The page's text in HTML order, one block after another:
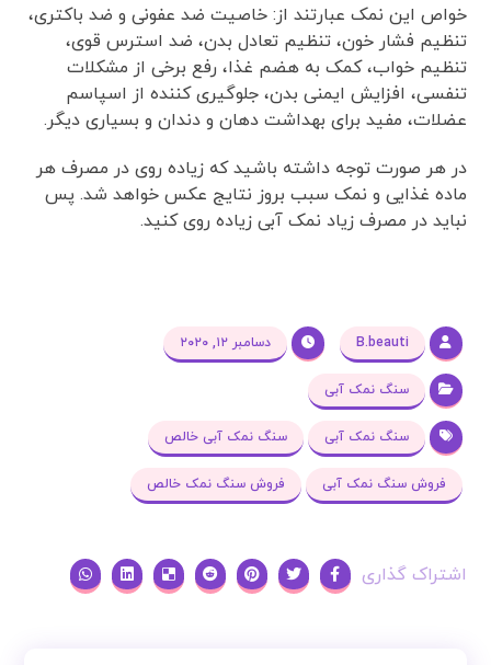
خواص این نمک عبارتند از: خاصیت ضد عفونی و ضد باکتری،
تنظیم فشار خون، تنظیم تعادل بدن، ضد استرس قوی،
تنظیم خواب، کمک به هضم غذا، رفع برخی از مشکلات
تنفسی، افزایش ایمنی بدن، جلوگیری کننده از اسپاسم
عضلات، مفید برای بهداشت دهان و دندان و بسیاری دیگر.
در هر صورت توجه داشته باشید که زیاده روی در مصرف هر
ماده غذایی و نمک سبب بروز نتایج عکس خواهد شد. پس
نباید در مصرف زیاد نمک آبی زیاده روی کنید.
B.beauti دسامبر ۱۲, ۲۰۲۰
سنگ نمک آبی
سنگ نمک آبی سنگ نمک آبی خالص
فروش سنگ نمک آبی فروش سنگ نمک خالص